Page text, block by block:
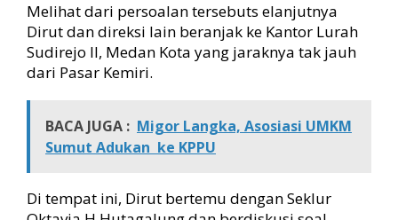
s
i
Melihat dari persoalan tersebuts elanjutnya
Dirut dan direksi lain beranjak ke Kantor Lurah
Sudirejo II, Medan Kota yang jaraknya tak jauh
dari Pasar Kemiri.
BACA JUGA : Migor Langka, Asosiasi UMKM
Sumut Adukan ke KPPU
Di tempat ini, Dirut bertemu dengan Seklur